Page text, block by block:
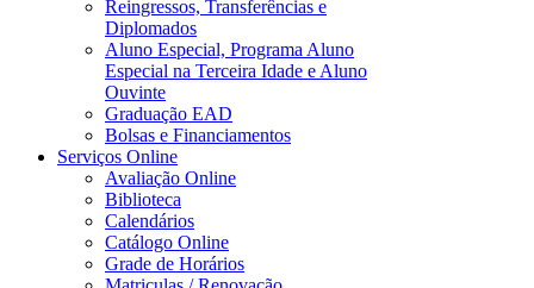
Reingressos, Transferências e
Diplomados
Aluno Especial, Programa Aluno
Especial na Terceira Idade e Aluno
Ouvinte
Graduação EAD
Bolsas e Financiamentos
Serviços Online
Avaliação Online
Biblioteca
Calendários
Catálogo Online
Grade de Horários